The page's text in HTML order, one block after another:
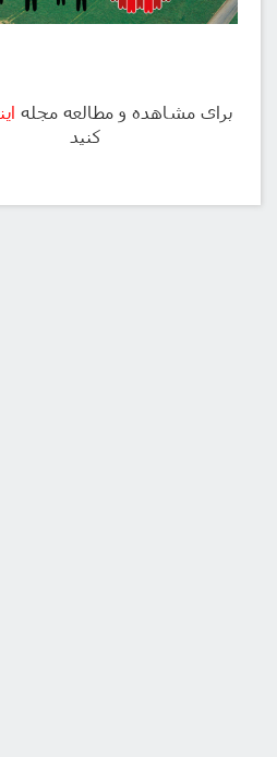
مشاهده و مطالعه مجلهاینجاکلیک